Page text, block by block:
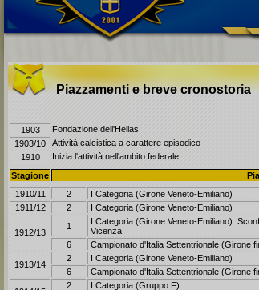
Piazzamenti e breve cronostoria
1903
Fondazione dell'Hellas
1903/10
Attività calcistica a carattere episodico
1910
Inizia l'attività nell'ambito federale
Stagione
1910/11
2
I Categoria (Girone Veneto-Emiliano)
1911/12
2 I Categoria (Girone Veneto-Emiliano)
1912/13
1
I Categoria (Girone Veneto-Emiliano).
Vicenza
6
Campionato d'Italia Settentrionale (Girone
1913/14
2
I Categoria (Girone Veneto-Emiliano)
6
Campionato d'Italia Settentrionale (Girone
2
I Categoria (Gruppo F)